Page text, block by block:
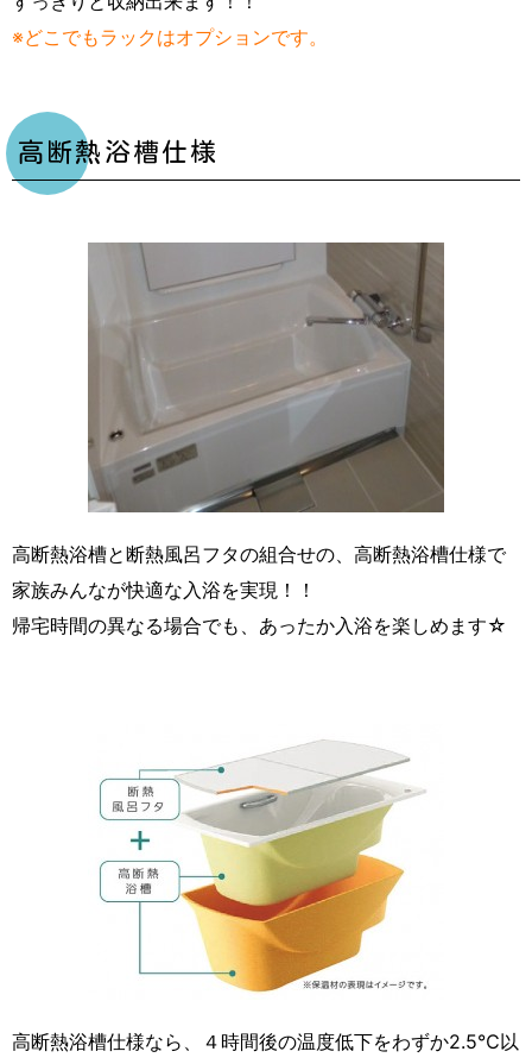
※どこでもラックはオプションです。
高断熱浴槽仕様
高断熱浴槽と断熱風呂フタの組合せの、高断熱浴槽仕様で
家族みんなが快適な入浴を実現！！
帰宅時間の異なる場合でも、あったか入浴を楽しめます☆
高断熱浴槽仕様なら、４時間後の温度低下をわずか2.5℃以